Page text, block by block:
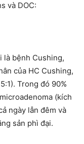
và DOC:
là bệnh Cushing,
của HC Cushing,
Trong đó 90%
(kích
ngày lẫn đêm và
sản phì đại.